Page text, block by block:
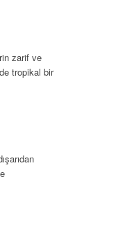
zarif ve
tropikal bir